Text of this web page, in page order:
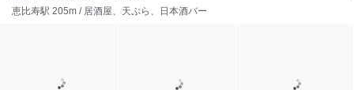
恵比寿駅 205m / 居酒屋、天ぷら、日本酒バー